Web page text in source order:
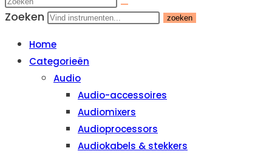
Zoeken zoeken
Home
Categorieën
Audio
Audio-accessoires
Audiomixers
Audioprocessors
Audiokabels & stekkers